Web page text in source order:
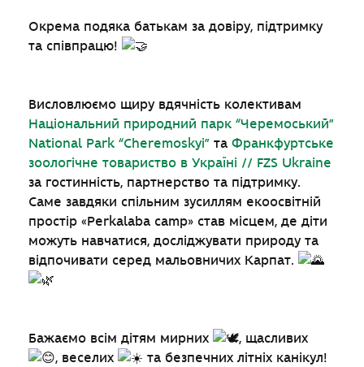
Окрема подяка батькам за довіру, підтримку
та співпрацю!
Висловлюємо щиру вдячність колективам
Національний природний парк “Черемоський”
National Park “Cheremoskyi” та Франкфуртське
зоологічне товариство в Україні // FZS Ukraine
за гостинність, партнерство та підтримку.
Саме завдяки спільним зусиллям екоосвітній
простір «Perkalaba camp» став місцем, де діти
можуть навчатися, досліджувати природу та
відпочивати серед мальовничих Карпат.
Бажаємо всім дітям мирних
, щасливих
, веселих
та безпечних літніх канікул!